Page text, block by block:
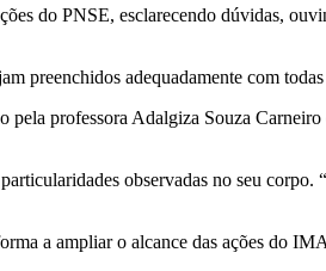
do PNSE, esclarecendo dúvidas,
preenchidos adequadamente com
professora Adalgiza Souza
observadas no seu
a ampliar o alcance das ações do